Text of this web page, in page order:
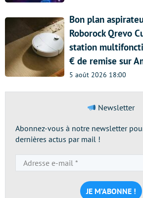
Bon plan
Roborock Qrevo
station
€ de remise sur
5 août 2026 18:00
Newsletter
Abonnez-vous à notre newsletter
dernières actus par mail !
e-
mail
*